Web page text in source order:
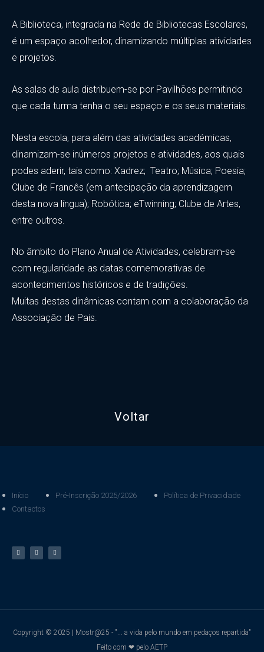
A Biblioteca, integrada na Rede de Bibliotecas Escolares,
é um espaço acolhedor, dinamizando múltiplas atividades
e projetos.
As salas de aula distribuem-se por Pavilhões permitindo
que cada turma tenha o seu espaço e os seus materiais.
Nesta escola, para além das atividades académicas,
dinamizam-se inúmeros projetos e atividades, aos quais
podes aderir, tais como: Xadrez; Teatro; Música; Poesia;
Clube de Francês (em antecipação da aprendizagem
desta nova língua); Robótica; eTwinning; Clube de Artes,
entre outros.
No âmbito do Plano Anual de Atividades, celebram-se
com regularidade as datas comemorativas de
acontecimentos históricos e de tradições.
Muitas destas dinâmicas contam com a colaboração da
Associação de Pais.
Voltar
Início Pré-Inscrição 2025/2026
Política de Privacidade
Contactos
Copyright © 2025 | Mostr@25 - "... a vida pelo mundo em pedaços repartida"
Feito com ❤ pelo AETP